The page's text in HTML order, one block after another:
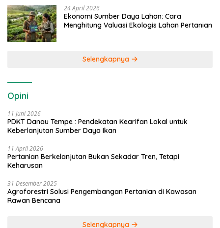
24 April 2026
Ekonomi Sumber Daya Lahan: Cara
Menghitung Valuasi Ekologis Lahan Pertanian
Selengkapnya
Opini
11 Juni 2026
PDKT Danau Tempe : Pendekatan Kearifan Lokal untuk
Keberlanjutan Sumber Daya Ikan
11 April 2026
Pertanian Berkelanjutan Bukan Sekadar Tren, Tetapi
Keharusan
31 Desember 2025
Agroforestri Solusi Pengembangan Pertanian di Kawasan
Rawan Bencana
Selengkapnya